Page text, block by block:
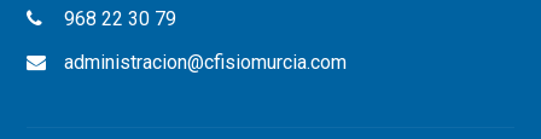
968 22 30 79
administracion@cfisiomurcia.com